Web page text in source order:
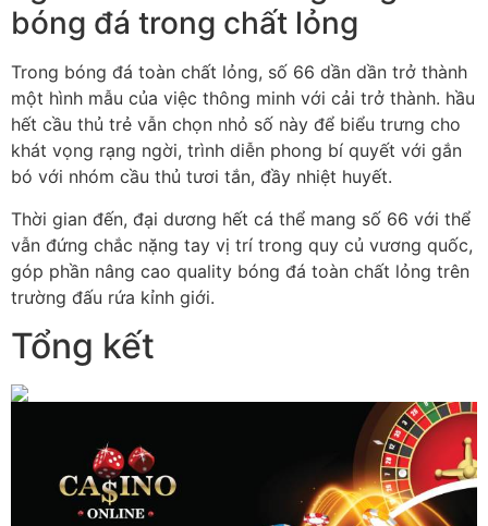
bóng đá trong chất lỏng
Trong bóng đá toàn chất lỏng, số 66 dần dần trở thành
một hình mẫu của việc thông minh với cải trở thành. hầu
hết cầu thủ trẻ vẫn chọn nhỏ số này để biểu trưng cho
khát vọng rạng ngời, trình diễn phong bí quyết với gắn
bó với nhóm cầu thủ tươi tắn, đầy nhiệt huyết.
Thời gian đến, đại dương hết cá thể mang số 66 với thể
vẫn đứng chắc nặng tay vị trí trong quy củ vương quốc,
góp phần nâng cao quality bóng đá toàn chất lỏng trên
trường đấu rứa kỉnh giới.
Tổng kết